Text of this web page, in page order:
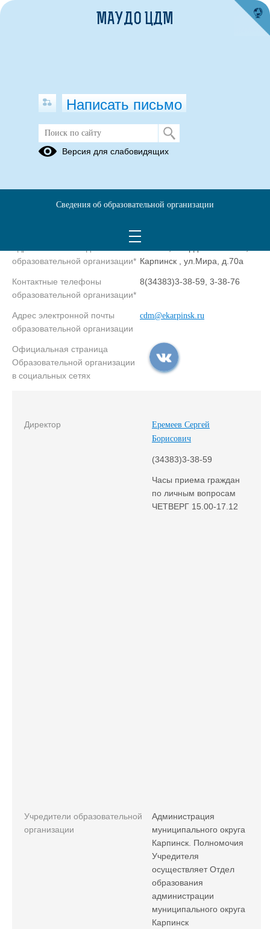
Контакты
образовательной организации* Карпинск , ул.Мира, д.70а
Контактные телефоны
образовательной организации*
8(34383)3-38-59, 3-38-76
Адрес электронной почты
образовательной организации
cdm@ekarpinsk.ru
Официальная страница
Образовательной организации
в социальных сетях
Директор
Еремеев Сергей
Борисович
(34383)3-38-59
Часы приема граждан
по личным вопросам
ЧЕТВЕРГ 15.00-17.12
Учредители образовательной
организации
Администрация
муниципального округа
Карпинск. Полномочия
Учредителя
осуществляет Отдел
образования
администрации
муниципального округа
Карпинск
МАУДО ЦДМ
Написать письмо
Версия для слабовидящих
Сведения об образовательной организации